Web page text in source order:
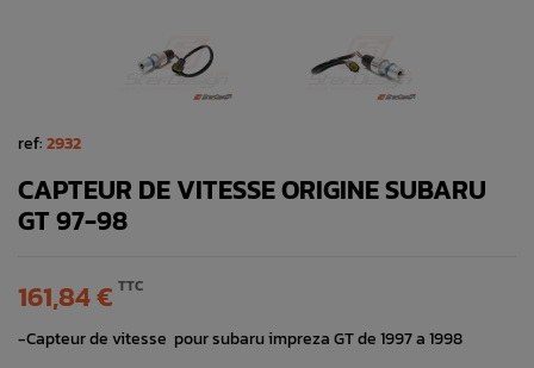
ref:2932
CAPTEUR DE VITESSE ORIGINE SUBARU
GT 97-98
161,84 € TTC
-Capteur de vitesse pour subaru impreza GT de 1997 a 1998